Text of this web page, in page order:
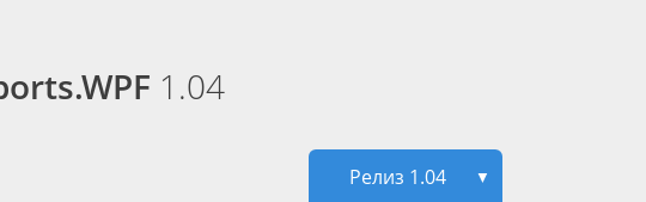
1.04
Релиз 1.04 ▼